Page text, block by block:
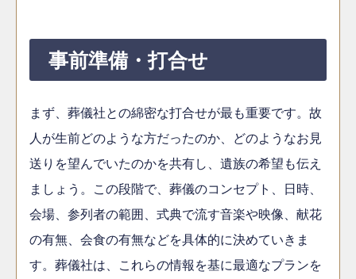
事前準備・打合せ
まず、葬儀社との綿密な打合せが最も重要です。故
人が生前どのような方だったのか、どのようなお見
送りを望んでいたのかを共有し、遺族の希望も伝え
ましょう。この段階で、葬儀のコンセプト、日時、
会場、参列者の範囲、式典で流す音楽や映像、献花
の有無、会食の有無などを具体的に決めていきま
す。葬儀社は、これらの情報を基に最適なプランを